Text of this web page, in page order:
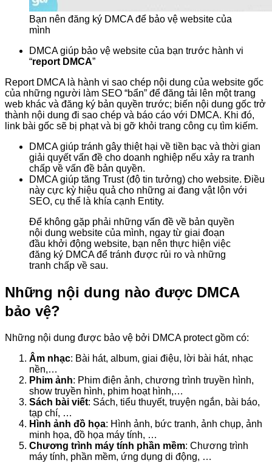
Bạn nên đăng ký DMCA để bảo vệ website của
mình
DMCA giúp bảo vệ website của bạn trước hành vi
“report DMCA”
Report DMCA là hành vi sao chép nội dung của website gốc
của những người làm SEO “bẩn” để đăng tải lên một trang
web khác và đăng ký bản quyền trước; biến nội dung gốc trở
thành nội dung đi sao chép và báo cáo với DMCA. Khi đó,
link bài gốc sẽ bị phạt và bị gỡ khỏi trang công cụ tìm kiếm.
DMCA giúp tránh gây thiệt hại về tiền bạc và thời gian
giải quyết vấn đề cho doanh nghiệp nếu xảy ra tranh
chấp về vấn đề bản quyền.
DMCA giúp tăng Trust (độ tin tưởng) cho website. Điều
này cực kỳ hiệu quả cho những ai đang vật lộn với
SEO, cụ thể là khía cạnh Entity.
Để không gặp phải những vấn đề về bản quyền
nội dung website của mình, ngay từ giai đoạn
đầu khởi động website, bạn nên thực hiện việc
đăng ký DMCA để tránh được rủi ro và những
tranh chấp về sau.
Những nội dung nào được DMCA
bảo vệ?
Những nội dung được bảo vệ bởi DMCA protect gồm có:
Âm nhạc: Bài hát, album, giai điệu, lời bài hát, nhạc
nền,…
Phim ảnh: Phim điện ảnh, chương trình truyền hình,
show truyền hình, phim hoạt hình,…
Sách bài viết: Sách, tiểu thuyết, truyện ngắn, bài báo,
tạp chí, …
Hình ảnh đồ họa: Hình ảnh, bức tranh, ảnh chụp, ảnh
minh họa, đồ họa máy tính, …
Chương trình máy tính phần mềm: Chương trình
máy tính, phần mềm, ứng dụng di động, …